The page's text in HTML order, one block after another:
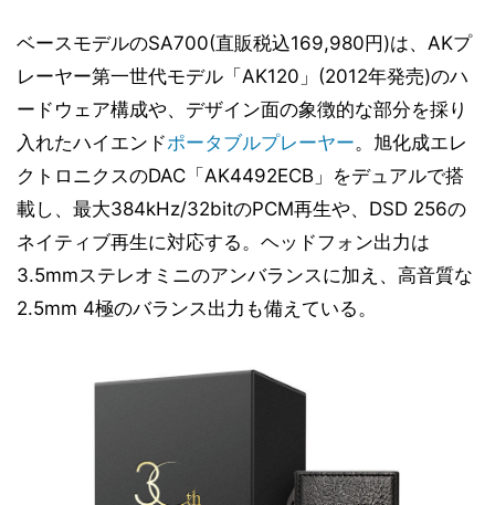
ベースモデルのSA700(直販税込169,980円)は、AKプ
レーヤー第一世代モデル「AK120」(2012年発売)のハ
ードウェア構成や、デザイン面の象徴的な部分を採り
入れたハイエンドポータブルプレーヤー。旭化成エレ
クトロニクスのDAC「AK4492ECB」をデュアルで搭
載し、最大384kHz/32bitのPCM再生や、DSD 256の
ネイティブ再生に対応する。ヘッドフォン出力は
3.5mmステレオミニのアンバランスに加え、高音質な
2.5mm 4極のバランス出力も備えている。